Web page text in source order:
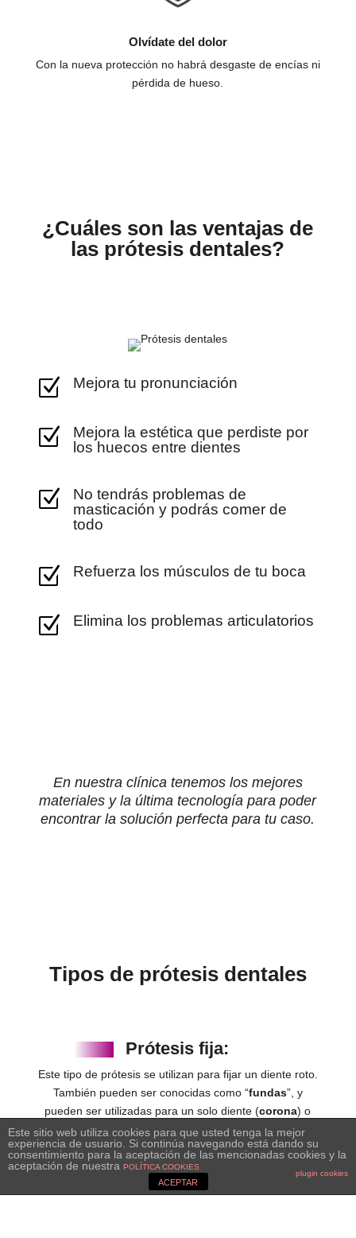
Olvídate del dolor
Con la nueva protección no habrá desgaste de encías ni
pérdida de hueso.
¿Cuáles son las ventajas de
las prótesis dentales?
Z Mejora tu pronunciación
Z
Mejora la estética que perdiste por
los huecos entre dientes
Z
No tendrás problemas de
masticación y podrás comer de
todo
Z Refuerza los músculos de tu boca
Z Elimina los problemas articulatorios
En nuestra clínica tenemos los mejores
materiales y la última tecnología para poder
encontrar la solución perfecta para tu caso.
Tipos de prótesis dentales
Prótesis fija:
Este tipo de prótesis se utilizan para fijar un diente roto.
También pueden ser conocidas como “fundas”, y
pueden ser utilizadas para un solo diente (corona) o
para varios ( puente). En estos casos, los materiales
más usados son elmetal y la cerámica sobre circonio
o alúmina.
Este sitio web utiliza cookies para que usted tenga la mejor
experiencia de usuario. Si continúa navegando está dando su
consentimiento para la aceptación de las mencionadas cookies y la
aceptación de nuestra POLÍTICA COOKIES
plugin cookies
ACEPTAR